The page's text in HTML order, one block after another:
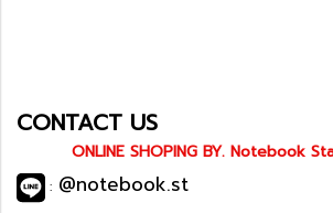
CONTACT US
ONLINE SHOPING BY. Notebook
: @notebook.st